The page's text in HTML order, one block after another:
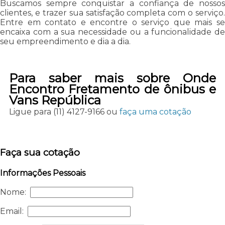
Buscamos sempre conquistar a confiança de nossos
clientes, e trazer sua satisfação completa com o serviço.
Entre em contato e encontre o serviço que mais se
encaixa com a sua necessidade ou a funcionalidade de
seu empreendimento e dia a dia.
Para saber mais sobre Onde
Encontro Fretamento de ônibus e
Vans República
Ligue para (11) 4127-9166ou faça uma cotação
Faça sua cotação
Informações Pessoais
Nome:
Email: